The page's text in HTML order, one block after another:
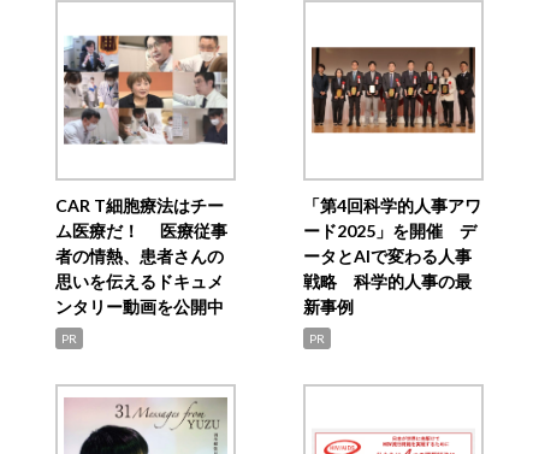
CAR T細胞療法はチー
ム医療だ！ 医療従事
者の情熱、患者さんの
思いを伝えるドキュメ
ンタリー動画を公開中
PR
「第4回科学的人事アワ
ード2025」を開催 デ
ータとAIで変わる人事
戦略 科学的人事の最
新事例
PR